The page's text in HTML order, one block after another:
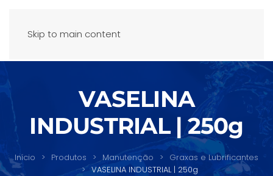
Skip to main content
VASELINA
INDUSTRIAL | 250g
Início Produtos Manutenção
Graxas e Lubrificantes
VASELINA INDUSTRIAL | 250g